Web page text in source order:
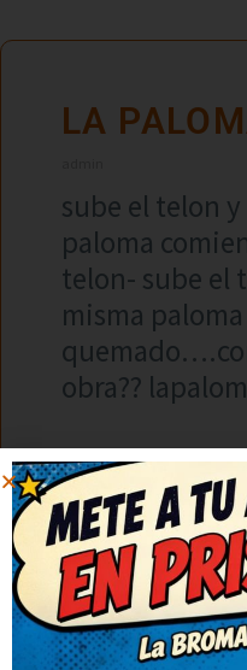
LA
sube el telon
paloma
telon- sube el
misma
obra??
1 2 3